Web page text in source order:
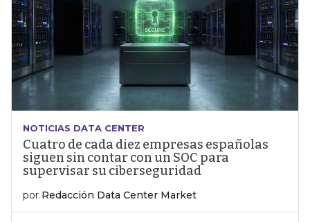
NOTICIAS DATA CENTER
Cuatro de cada diez empresas españolas
siguen sin contar con un SOC para
supervisar su ciberseguridad
por Redacción Data Center Market